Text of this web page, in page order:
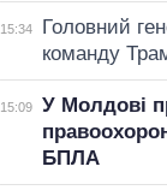
15:34
Головний
команду
15:09
У Молдові
БПЛА